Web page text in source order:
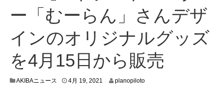
ー「むーらん」さんデザ
インのオリジナルグッズ
を4月15日から販売
AKIBAニュース 4月 19, 2021 planopiloto